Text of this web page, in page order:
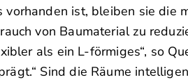
ist, bleiben sie die
von Baumaterial zu
als ein L-förmiges“, so
Sind die Räume